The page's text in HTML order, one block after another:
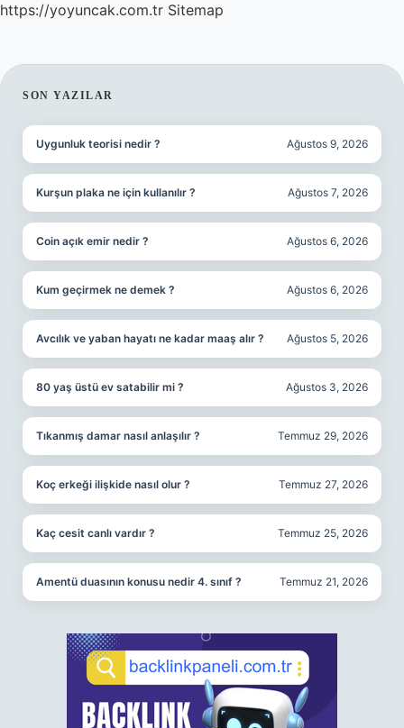
https://yoyuncak.com.tr Sitemap
SIDEBAR
SON YAZILAR
Uygunluk teorisi nedir ? Ağustos 9, 2026
Kurşun plaka ne için kullanılır ? Ağustos 7, 2026
Coin açık emir nedir ? Ağustos 6, 2026
Kum geçirmek ne demek ? Ağustos 6, 2026
Avcılık ve yaban hayatı ne kadar maaş alır ? Ağustos 5, 2026
80 yaş üstü ev satabilir mi ? Ağustos 3, 2026
Tıkanmış damar nasıl anlaşılır ? Temmuz 29, 2026
Koç erkeği ilişkide nasıl olur ? Temmuz 27, 2026
Kaç cesit canlı vardır ? Temmuz 25, 2026
Amentü duasının konusu nedir 4. sınıf ? Temmuz 21, 2026